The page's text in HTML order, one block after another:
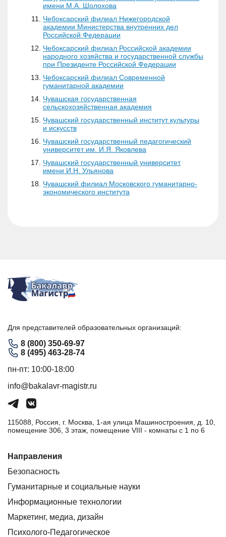
имени М.А. Шолохова
Чебоксарский филиал Нижегородской
академии Министерства внутренних дел
Российской Федерации
Чебоксарский филиал Российской академии
народного хозяйства и государственной службы
при Президенте Российской Федерации
Чебоксарский филиал Современной
гуманитарной академии
Чувашская государственная
сельскохозяйственная академия
Чувашский государственный институт культуры
и искусств
Чувашский государственный педагогический
университет им. И.Я. Яковлева
Чувашский государственный университет
имени И.Н. Ульянова
Чувашский филиал Московского гуманитарно-
экономического института
Для представителей образовательных организаций:
8 (800) 350-69-97
8 (495) 463-28-74
пн-пт: 10:00-18:00
info@bakalavr-magistr.ru
115088, Россия, г. Москва, 1-ая улица Машиностроения, д. 10,
помещение 306, 3 этаж, помещение VIII - комнаты с 1 по 6
Направления
Безопасность
Гуманитарные и социальные науки
Информационные технологии
Маркетинг, медиа, дизайн
Психолого-Педагогическое